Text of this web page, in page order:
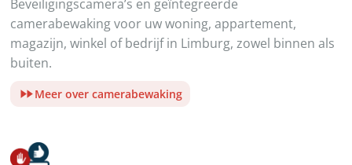
Beveiligingscamera’s en geïntegreerde
camerabewaking voor uw woning, appartement,
magazijn, winkel of bedrijf in Limburg, zowel binnen als
buiten.
Meer over camerabewaking